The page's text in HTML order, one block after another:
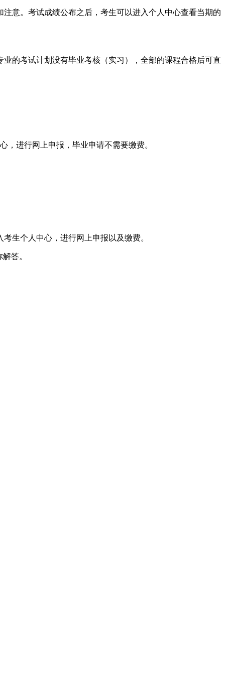
意。考试成绩公布之后，考生可以进入个人中心查看当期的
的考试计划没有毕业考核（实习），全部的课程合格后可直
，进行网上申报，毕业申请不需要缴费。
生个人中心，进行网上申报以及缴费。
答。